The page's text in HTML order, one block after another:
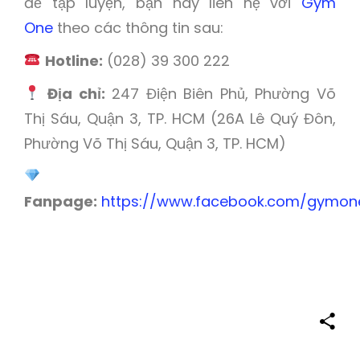
One theo các thông tin sau:
Hotline: (028) 39 300 222
Địa chỉ: 247 Điện Biên Phủ, Phường Võ
Thị Sáu, Quận 3, TP. HCM (26A Lê Quý Đôn,
Phường Võ Thị Sáu, Quận 3, TP. HCM)
Fanpage: https://www.facebook.com/